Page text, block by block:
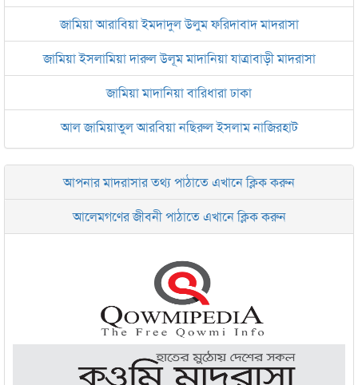
জামিয়া আরাবিয়া ইমদাদুল উলুম ফরিদাবাদ মাদরাসা
জামিয়া ইসলামিয়া দারুল উলূম মাদানিয়া যাত্রাবাড়ী মাদরাসা
জামিয়া মাদানিয়া বারিধারা ঢাকা
আল জামিয়াতুল আরবিয়া নছিরুল ইসলাম নাজিরহাট
জামেয়া দারুল মা‘আরিফ আল-ইসলামিয়া চট্টগ্রাম
ইসলামিক রিসার্চ সেন্টার বাংলাদেশ বসুন্ধরা
জামেয়া আরাবিয়া রহমানিয়া, ঢাকা
জামেয়া কুরআনিয়া লালবাগ ঢাকা
আপনার মাদরাসার তথ্য পাঠাতে এখানে ক্লিক করুন
আলেমগণের জীবনী পাঠাতে এখানে ক্লিক করুন